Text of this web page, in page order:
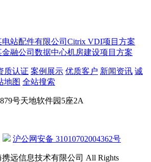
电站配件有限公司Citrix VDI项目方案
金融公司数据中心机房建设项目方案
质认证 案例展示 优质客户 新闻资讯 诚
地图 全站搜索
号天地软件园5座2A
沪公网安备 31010702004362号
携远信息技术有限公司 All Rights